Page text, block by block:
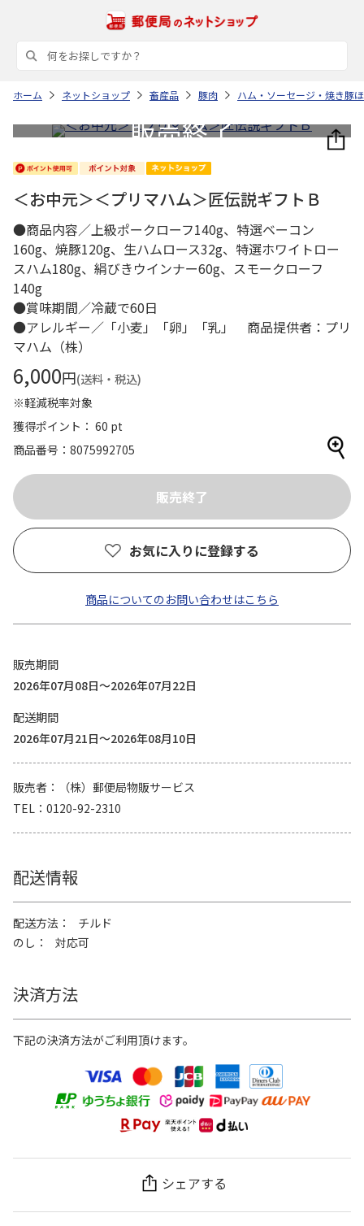
ホーム ネットショップ 畜産品 豚肉 ハム・ソーセージ・焼き豚
＜お中元＞＜プリマハム＞匠伝説ギフトＢ
●商品内容／上級ポークローフ140g、特選ベーコン
160g、焼豚120g、生ハムロース32g、特選ホワイトロー
スハム180g、絹びきウインナー60g、スモークローフ
140g
●賞味期間／冷蔵で60日
●アレルギー／「小麦」「卵」「乳」 商品提供者：プリ
マハム（株）
6,000円(送料・税込)
※軽減税率対象
獲得ポイント： 60 pt
商品番号
8075992705
お気に入りに登録する
商品についてのお問い合わせはこちら
販売期間
2026年07月08日～2026年07月22日
配送期間
2026年07月21日～2026年08月10日
販売者
（株）郵便局物販サービス
TEL
0120-92-2310
配送情報
配送方法
チルド
のし
対応可
決済方法
下記の決済方法がご利用頂けます。
シェアする